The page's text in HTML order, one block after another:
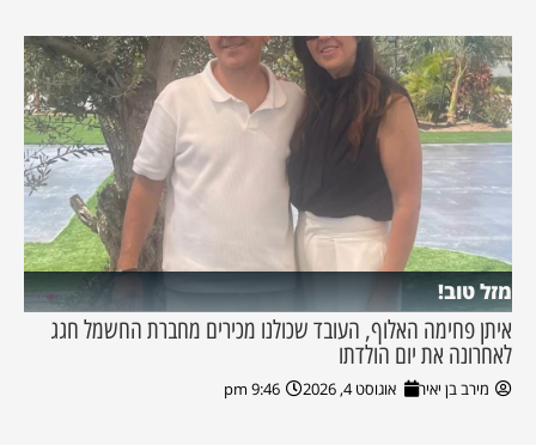
מזל טוב!
איתן פחימה האלוף, העובד שכולנו מכירים מחברת החשמל חגג
לאחרונה את יום הולדתו
מירב בן יאיר אוגוסט 4, 2026 9:46 pm